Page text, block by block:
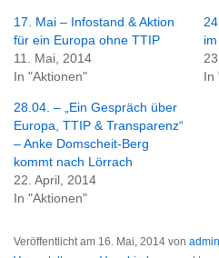
17. Mai – Infostand & Aktion
für ein Europa ohne TTIP
11. Mai, 2014
In "Aktionen"
In
28.04. – „Ein Gespräch über
Europa, TTIP & Transparenz“
– Anke Domscheit-Berg
kommt nach Lörrach
22. April, 2014
In "Aktionen"
Veröffentlicht am 16. Mai, 2014 von admin